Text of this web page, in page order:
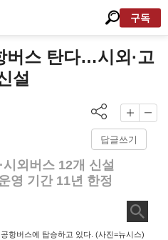
구독
버스 탄다…시외·고
설
답글쓰기
외버스 12개 신설
영 기간 11년 한정
항버스에 탑승하고 있다. (사진=뉴시스)